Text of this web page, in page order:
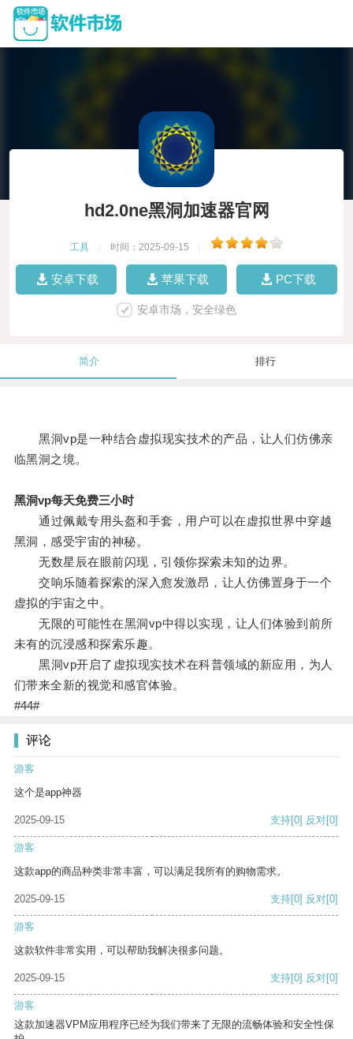
hd2.0ne黑洞加速器官网
工具 时间：2025-09-15
安卓下载 苹果下载 PC下载
安卓市场，安全绿色
简介 排行
黑洞vp是一种结合虚拟现实技术的产品，让人们仿佛亲
临黑洞之境。
黑洞vp每天免费三小时
通过佩戴专用头盔和手套，用户可以在虚拟世界中穿越
黑洞，感受宇宙的神秘。
无数星辰在眼前闪现，引领你探索未知的边界。
交响乐随着探索的深入愈发激昂，让人仿佛置身于一个
虚拟的宇宙之中。
无限的可能性在黑洞vp中得以实现，让人们体验到前所
未有的沉浸感和探索乐趣。
黑洞vp开启了虚拟现实技术在科普领域的新应用，为人
们带来全新的视觉和感官体验。
#44#
评论
游客
这个是app神器
2025-09-15 支持[0] 反对[0]
游客
这款app的商品种类非常丰富，可以满足我所有的购物需求。
2025-09-15 支持[0] 反对[0]
游客
这款软件非常实用，可以帮助我解决很多问题。
2025-09-15 支持[0] 反对[0]
游客
这款加速器VPM应用程序已经为我们带来了无限的流畅体验和安全性保